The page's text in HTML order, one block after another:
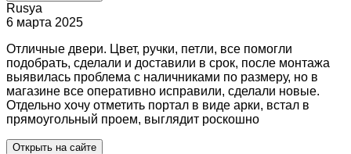
Rusya
6 марта 2025
Отличные двери. Цвет, ручки, петли, все помогли
подобрать, сделали и доставили в срок, после монтажа
выявилась проблема с наличниками по размеру, но в
магазине все оперативно исправили, сделали новые.
Отдельно хочу отметить портал в виде арки, встал в
прямоугольный проем, выглядит роскошно
Открыть на сайте